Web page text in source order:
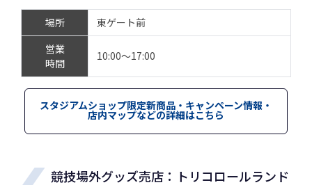
場所
東ゲート前
営業
時間
10:00～17:00
スタジアムショップ限定新商品・キャンペーン情報・
店内マップなどの詳細はこちら
競技場外グッズ売店：トリコロールランド